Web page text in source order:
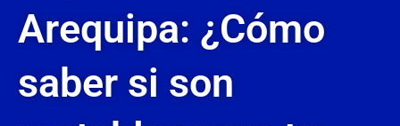
Arequipa: ¿Cómo
saber si son